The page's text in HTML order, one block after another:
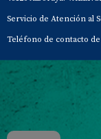
Servicio de Atención al
Teléfono de contacto de
Contacto Aviso Legal